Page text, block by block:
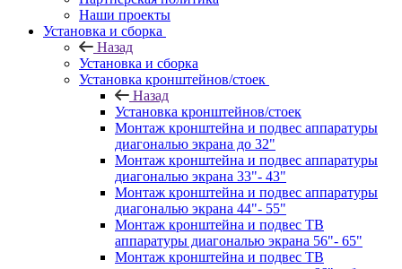
Наши проекты
Установка и сборка
Назад
Установка и сборка
Установка кронштейнов/стоек
Назад
Установка кронштейнов/стоек
Монтаж кронштейна и подвес аппаратуры
диагональю экрана до 32"
Монтаж кронштейна и подвес аппаратуры
диагональю экрана 33"- 43"
Монтаж кронштейна и подвес аппаратуры
диагональю экрана 44"- 55"
Монтаж кронштейна и подвес ТВ
аппаратуры диагональю экрана 56"- 65"
Монтаж кронштейна и подвес ТВ